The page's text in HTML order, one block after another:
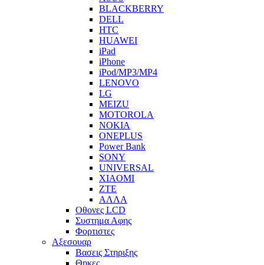
BLACKBERRY
DELL
HTC
HUAWEI
iPad
iPhone
iPod/MP3/MP4
LENOVO
LG
MEIZU
MOTOROLA
NOKIA
ONEPLUS
Power Bank
SONY
UNIVERSAL
XIAOMI
ZTE
ΑΛΛΑ
Οθονες LCD
Συστημα Αφης
Φορτιστες
Αξεσουαρ
Βασεις Στηριξης
Θηκες